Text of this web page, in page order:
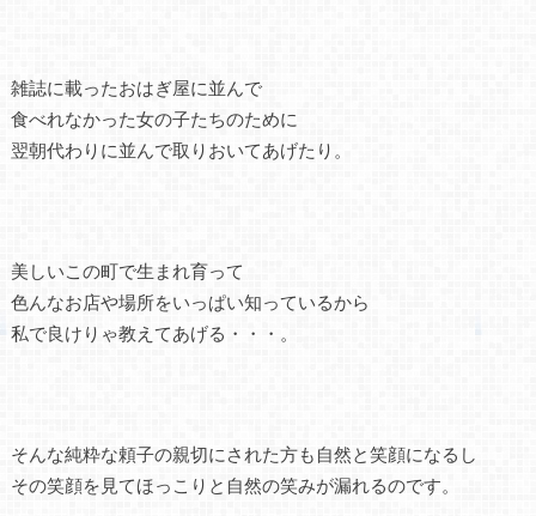
雑誌に載ったおはぎ屋に並んで
食べれなかった女の子たちのために
翌朝代わりに並んで取りおいてあげたり。
美しいこの町で生まれ育って
色んなお店や場所をいっぱい知っているから
私で良けりゃ教えてあげる・・・。
そんな純粋な頼子の親切にされた方も自然と笑顔になるし
その笑顔を見てほっこりと自然の笑みが漏れるのです。